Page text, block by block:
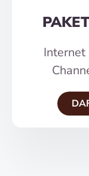
Internet